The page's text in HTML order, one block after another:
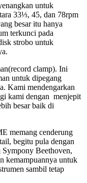
untuk
33⅓, 45, dan 78rpm
besar itu hanya
terkunci pada
strobo untuk
clamp). Ini
untuk dipegang
Kami mendengarkan
kami dengan menjepit
besar baik di
memang cenderung
begitu pula dengan
Beethoven,
kemampuannya untuk
sambil tetap